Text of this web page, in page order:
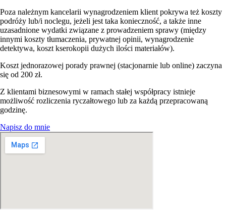
Poza należnym kancelarii wynagrodzeniem klient pokrywa też koszty
podróży lub/i noclegu, jeżeli jest taka konieczność, a także inne
uzasadnione wydatki związane z prowadzeniem sprawy (między
innymi koszty tłumaczenia, prywatnej opinii, wynagrodzenie
detektywa, koszt kserokopii dużych ilości materiałów).
Koszt jednorazowej porady prawnej (stacjonarnie lub online) zaczyna
się od 200 zł.
Z klientami biznesowymi w ramach stałej współpracy istnieje
możliwość rozliczenia ryczałtowego lub za każdą przepracowaną
godzinę.
Napisz do mnie